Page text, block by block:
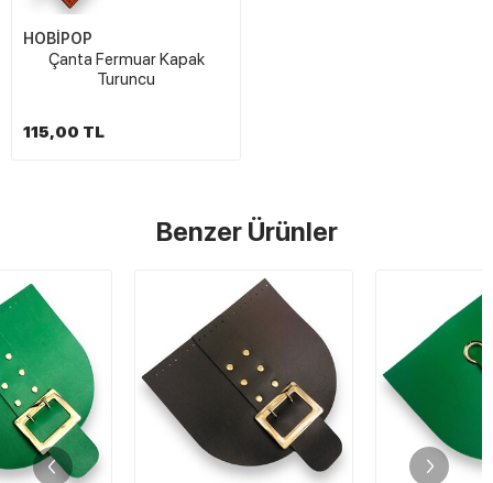
HOBİPOP
Çanta Fermuar Kapak
Turuncu
115,00 TL
Benzer Ürünler